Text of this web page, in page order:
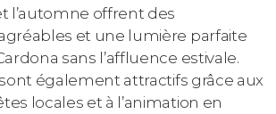
l’automne offrent des
et une lumière parfaite
sans l’affluence estivale.
sont également attractifs grâce aux
locales et à l’animation en